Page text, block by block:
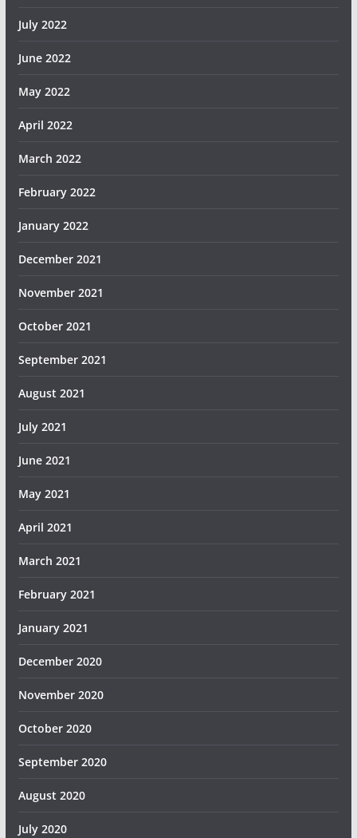
July 2022
June 2022
May 2022
April 2022
March 2022
February 2022
January 2022
December 2021
November 2021
October 2021
September 2021
August 2021
July 2021
June 2021
May 2021
April 2021
March 2021
February 2021
January 2021
December 2020
November 2020
October 2020
September 2020
August 2020
July 2020